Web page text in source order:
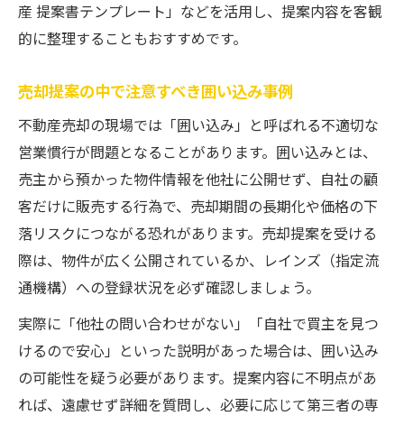
産 提案書テンプレート」などを活用し、提案内容を客観
的に整理することもおすすめです。
売却提案の中で注意すべき囲い込み事例
不動産売却の現場では「囲い込み」と呼ばれる不適切な
営業慣行が問題となることがあります。囲い込みとは、
売主から預かった物件情報を他社に公開せず、自社の顧
客だけに販売する行為で、売却期間の長期化や価格の下
落リスクにつながる恐れがあります。売却提案を受ける
際は、物件が広く公開されているか、レインズ（指定流
通機構）への登録状況を必ず確認しましょう。
実際に「他社の問い合わせがない」「自社で買主を見つ
けるので安心」といった説明があった場合は、囲い込み
の可能性を疑う必要があります。提案内容に不明点があ
れば、遠慮せず詳細を質問し、必要に応じて第三者の専